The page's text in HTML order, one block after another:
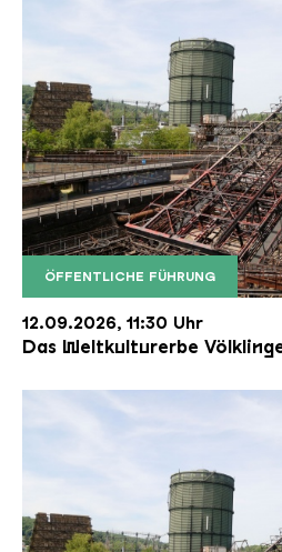
ÖFFENTLICHE FÜHRUNG
Der Erzschrägaufzug der
Copyright: Weltkulturerbe
12.09.2026, 11:30 Uhr
Das Weltkulturerbe